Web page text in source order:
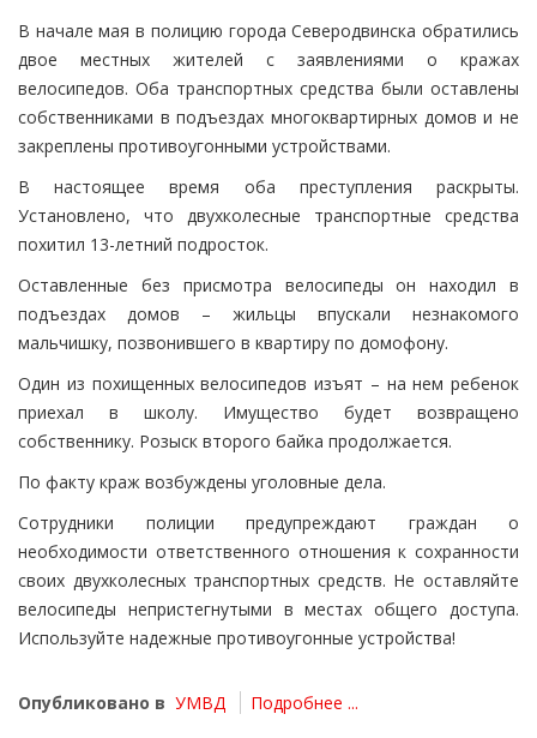
В начале мая в полицию города Северодвинска обратились
двое местных жителей с заявлениями о кражах
велосипедов. Оба транспортных средства были оставлены
собственниками в подъездах многоквартирных домов и не
закреплены противоугонными устройствами.
В настоящее время оба преступления раскрыты.
Установлено, что двухколесные транспортные средства
похитил 13-летний подросток.
Оставленные без присмотра велосипеды он находил в
подъездах домов – жильцы впускали незнакомого
мальчишку, позвонившего в квартиру по домофону.
Один из похищенных велосипедов изъят – на нем ребенок
приехал в школу. Имущество будет возвращено
собственнику. Розыск второго байка продолжается.
По факту краж возбуждены уголовные дела.
Сотрудники полиции предупреждают граждан о
необходимости ответственного отношения к сохранности
своих двухколесных транспортных средств. Не оставляйте
велосипеды непристегнутыми в местах общего доступа.
Используйте надежные противоугонные устройства!
Опубликовано в УМВД Подробнее ...